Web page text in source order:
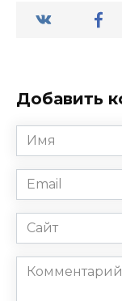
Добавить
Имя
*
Email
*
Сайт
Комментарий